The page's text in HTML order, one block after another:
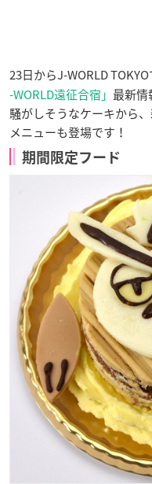
23日からJ-WORLD TOKYO
-WORLD遠征合宿」 最新情
騒がしそうなケーキから
メニューも登場です！
期間限定フード